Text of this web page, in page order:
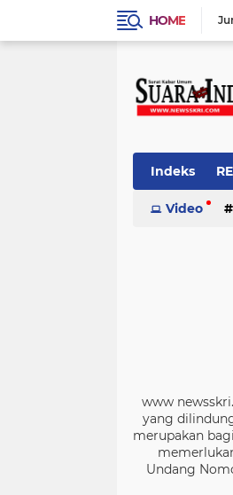
HOME
Indeks
Video
www
yang
merupakan
Undang